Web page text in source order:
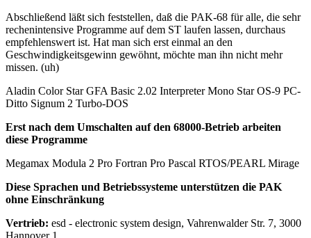
Abschließend läßt sich feststellen, daß die PAK-68 für alle, die sehr
rechenintensive Programme auf dem ST laufen lassen, durchaus
empfehlenswert ist. Hat man sich erst einmal an den
Geschwindigkeitsgewinn gewöhnt, möchte man ihn nicht mehr
missen. (uh)
Aladin Color Star GFA Basic 2.02 Interpreter Mono Star OS-9 PC-
Ditto Signum 2 Turbo-DOS
Erst nach dem Umschalten auf den 68000-Betrieb arbeiten
diese Programme
Megamax Modula 2 Pro Fortran Pro Pascal RTOS/PEARL Mirage
Diese Sprachen und Betriebssysteme unterstützen die PAK
ohne Einschränkung
Vertrieb: esd - electronic system design, Vahrenwalder Str. 7, 3000
Hannover 1